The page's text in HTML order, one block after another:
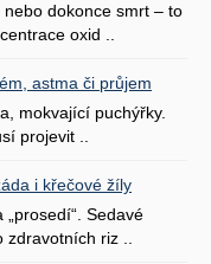
dokonce smrt – to
oxid ..
astma či průjem
mokvající puchýřky.
projevit ..
i křečové žíly
Sedavé
zdravotních riz ..